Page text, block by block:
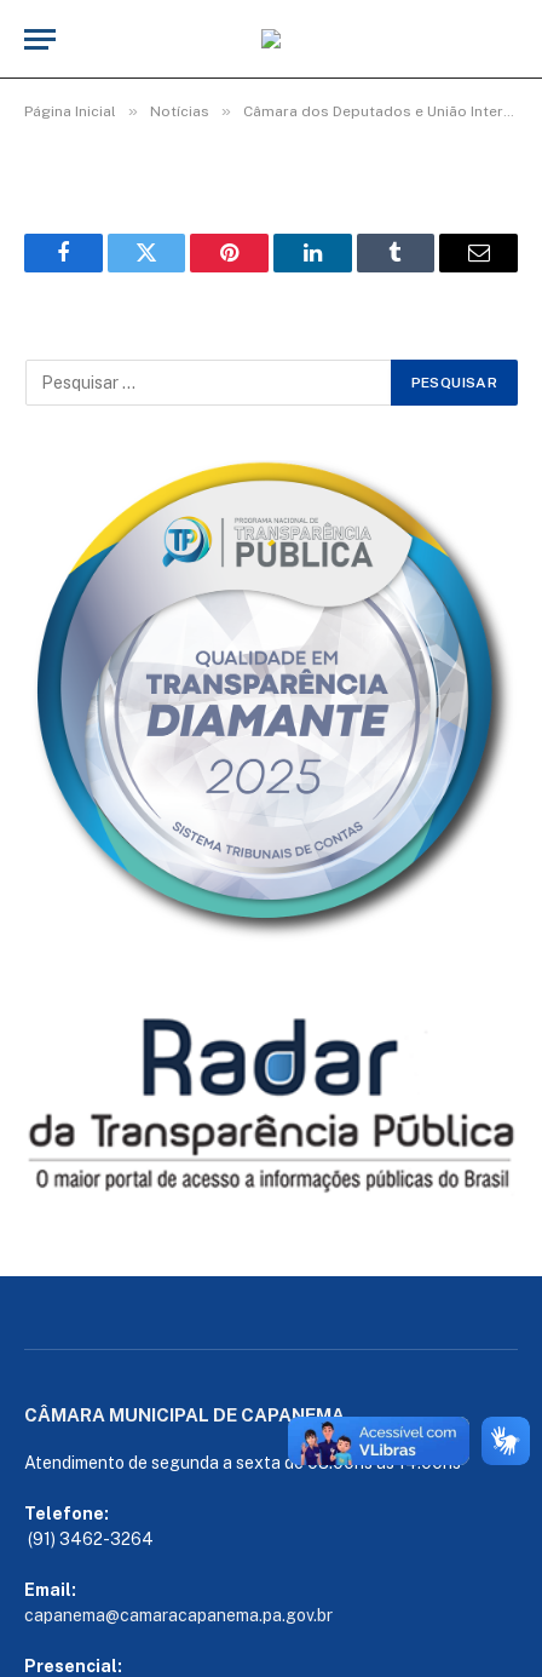
Página Inicial » Notícias » Câmara dos Deputados e União Interparlamentar lançam diretrizes para uso de Inteligência Artificial nos Parlamentos
Capa135
FacebookTwitter Pinterest LinkedInTumblr Email
CÂMARA MUNICIPAL DE CAPANEMA
Atendimento de segunda a sexta de 08:00hs às 14:00hs
Telefone:
(91) 3462-3264
Email:
capanema@camaracapanema.pa.gov.br
Presencial: